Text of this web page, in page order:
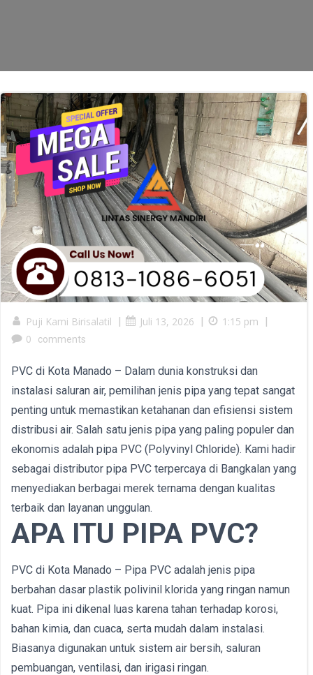
Puji Kami Birisalatil | Juli 13, 2026 | 1:15 pm
|
0
comments
PVC di Kota Manado – Dalam dunia konstruksi dan
instalasi saluran air, pemilihan jenis pipa yang tepat sangat
penting untuk memastikan ketahanan dan efisiensi sistem
distribusi air. Salah satu jenis pipa yang paling populer dan
ekonomis adalah pipa PVC (Polyvinyl Chloride). Kami hadir
sebagai distributor pipa PVC terpercaya di Bangkalan yang
menyediakan berbagai merek ternama dengan kualitas
terbaik dan layanan unggulan.
APA ITU PIPA PVC?
PVC di Kota Manado – Pipa PVC adalah jenis pipa
berbahan dasar plastik polivinil klorida yang ringan namun
kuat. Pipa ini dikenal luas karena tahan terhadap korosi,
bahan kimia, dan cuaca, serta mudah dalam instalasi.
Biasanya digunakan untuk sistem air bersih, saluran
pembuangan, ventilasi, dan irigasi ringan.